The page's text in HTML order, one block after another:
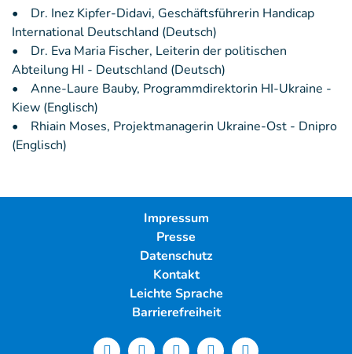
• Dr. Inez Kipfer-Didavi, Geschäftsführerin Handicap
International Deutschland (Deutsch)
• Dr. Eva Maria Fischer, Leiterin der politischen
Abteilung HI - Deutschland (Deutsch)
• Anne-Laure Bauby, Programmdirektorin HI-Ukraine -
Kiew (Englisch)
• Rhiain Moses, Projektmanagerin Ukraine-Ost - Dnipro
(Englisch)
Impressum
Presse
Datenschutz
Kontakt
Leichte Sprache
Barrierefreiheit